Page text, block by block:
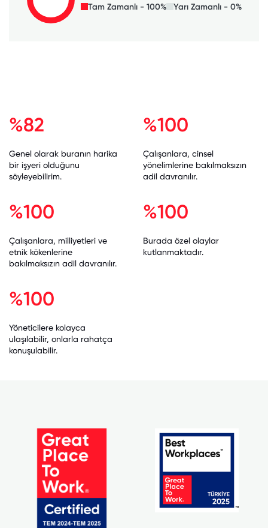
Tam Zamanlı - 100% Yarı Zamanlı - 0%
%82
Genel olarak buranın harika
bir işyeri olduğunu
söyleyebilirim.
%100
Çalışanlara, cinsel
yönelimlerine bakılmaksızın
adil davranılır.
%100
Çalışanlara, milliyetleri ve
etnik kökenlerine
bakılmaksızın adil davranılır.
%100
Burada özel olaylar
kutlanmaktadır.
%100
Yöneticilere kolayca
ulaşılabilir, onlarla rahatça
konuşulabilir.